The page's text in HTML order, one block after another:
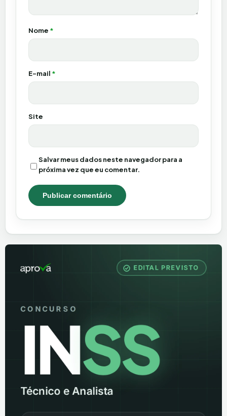
Nome *
E-mail *
Site
Salvar meus dados neste navegador para a
próxima vez que eu comentar.